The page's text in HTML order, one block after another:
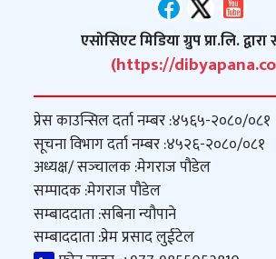
एसोसिएट मिडिया ग्रुप प्रा.लि.
(https://
प्रेस काउन्सिल दर्ता नम्बर :४५६५-२०८०/०८१
सूचना विभाग दर्ता नम्बर :४५२६-२०८०/०८१
अध्यक्ष/ सञ्‍चालक :मेगराज पौडेल
सम्पादक :मेगराज पौडेल
सम्बाददाता :सबिना न्यौपाने
सम्बाददाता :प्रेम प्रसाद लुईटेल